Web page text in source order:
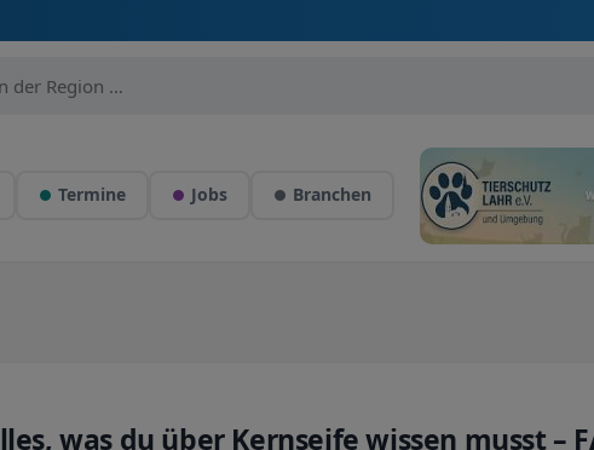
Termine Jobs Branchen
was du über Kernseife wissen musst –